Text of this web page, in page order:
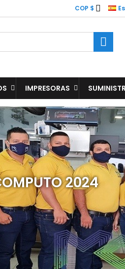
COP $ 

IMPRESORAS
2024